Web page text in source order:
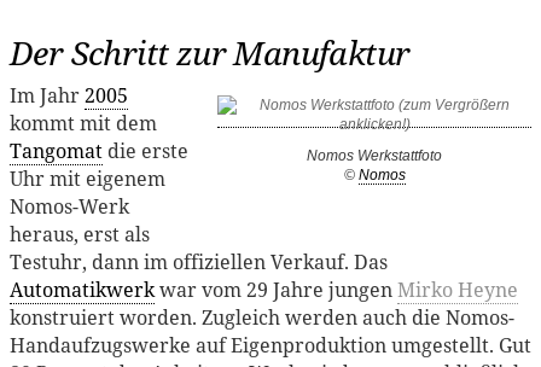
Der Schritt zur Manufaktur
Nomos Werkstattfoto
© Nomos
Im Jahr2005
kommt mit dem
Tangomat die erste
Uhr mit eigenem
Nomos-Werk
heraus, erst als
Testuhr, dann im offiziellen Verkauf. Das
Automatikwerkwar vom 29 Jahre jungenMirko Heyne
konstruiert worden. Zugleich werden auch die Nomos-
Handaufzugswerke auf Eigenproduktion umgestellt. Gut